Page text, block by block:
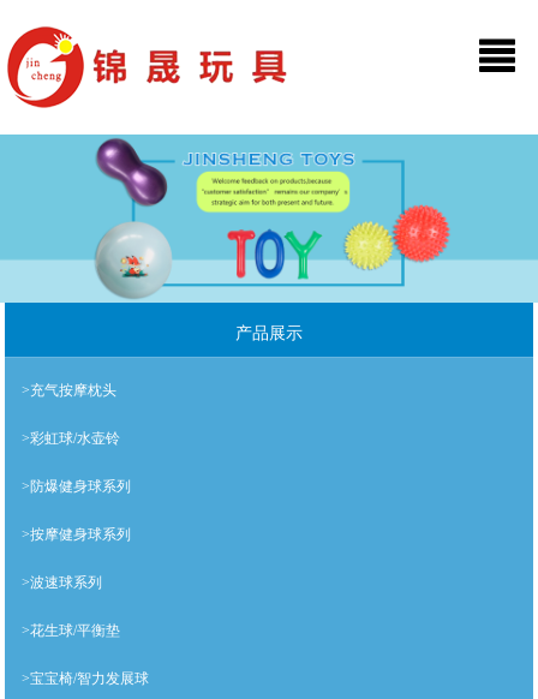
产品展示
>充气按摩枕头
>彩虹球/水壶铃
>防爆健身球系列
>按摩健身球系列
>波速球系列
>花生球/平衡垫
>宝宝椅/智力发展球